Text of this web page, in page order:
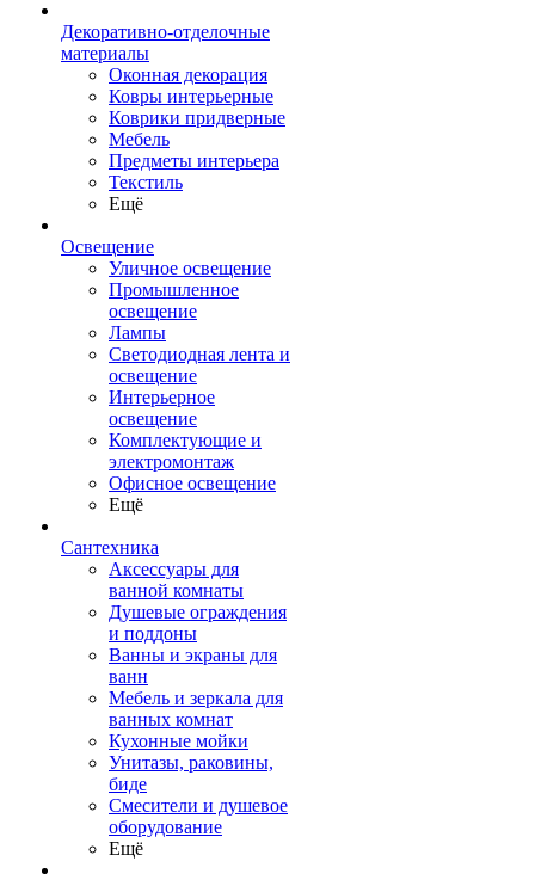
Декоративно-отделочные
материалы
Оконная декорация
Ковры интерьерные
Коврики придверные
Мебель
Предметы интерьера
Текстиль
Ещё
Освещение
Уличное освещение
Промышленное
освещение
Лампы
Светодиодная лента и
освещение
Интерьерное
освещение
Комплектующие и
электромонтаж
Офисное освещение
Ещё
Сантехника
Аксессуары для
ванной комнаты
Душевые ограждения
и поддоны
Ванны и экраны для
ванн
Мебель и зеркала для
ванных комнат
Кухонные мойки
Унитазы, раковины,
биде
Смесители и душевое
оборудование
Ещё